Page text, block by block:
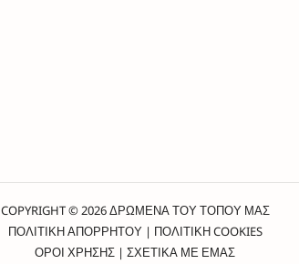
COPYRIGHT © 2026 ΔΡΩΜΕΝΑ ΤΟΥ ΤΟΠΟΥ ΜΑΣ
ΠΟΛΙΤΙΚΗ ΑΠΟΡΡΗΤΟΥ| ΠΟΛΙΤΙΚΗ COOKIES
ΟΡΟΙ ΧΡΗΣΗΣ | ΣΧΕΤΙΚΑ ΜΕ ΕΜΑΣ